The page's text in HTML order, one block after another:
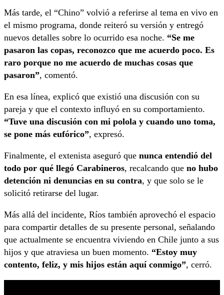
Más tarde, el “Chino” volvió a referirse al tema en vivo en
el mismo programa, donde reiteró su versión y entregó
nuevos detalles sobre lo ocurrido esa noche. “Se me
pasaron las copas, reconozco que me acuerdo poco. Es
raro porque no me acuerdo de muchas cosas que
pasaron”, comentó.
En esa línea, explicó que existió una discusión con su
pareja y que el contexto influyó en su comportamiento.
“Tuve una discusión con mi polola y cuando uno toma,
se pone más eufórico”, expresó.
Finalmente, el extenista aseguró que nunca entendió del
todo por qué llegó Carabineros, recalcando que no hubo
detención ni denuncias en su contra, y que solo se le
solicitó retirarse del lugar.
Más allá del incidente, Ríos también aprovechó el espacio
para compartir detalles de su presente personal, señalando
que actualmente se encuentra viviendo en Chile junto a sus
hijos y que atraviesa un buen momento. “Estoy muy
contento, feliz, y mis hijos están aquí conmigo”, cerró.